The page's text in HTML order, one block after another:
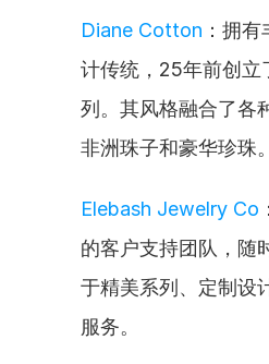
Diane Cotton ：拥
计传统，25年前创立
列。其风格融合了各
非洲珠子和豪华珍珠。
Elebash Jewelry Co
的客户支持团队，随
于精美系列、定制设
服务。